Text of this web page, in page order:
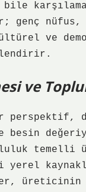
nüfus,
ve
ve
perspektif,
besin
temelli
yerel
üreticinin